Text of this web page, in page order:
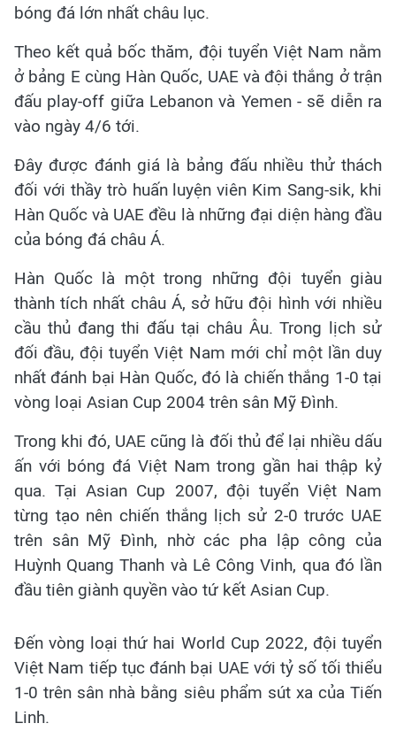
bóng đá lớn nhất châu lục.
Theo kết quả bốc thăm, đội tuyển Việt Nam nằm
ở bảng E cùng Hàn Quốc, UAE và đội thắng ở trận
đấu play-off giữa Lebanon và Yemen - sẽ diễn ra
vào ngày 4/6 tới.
Đây được đánh giá là bảng đấu nhiều thử thách
đối với thầy trò huấn luyện viên Kim Sang-sik, khi
Hàn Quốc và UAE đều là những đại diện hàng đầu
của bóng đá châu Á.
Hàn Quốc là một trong những đội tuyển giàu
thành tích nhất châu Á, sở hữu đội hình với nhiều
cầu thủ đang thi đấu tại châu Âu. Trong lịch sử
đối đầu, đội tuyển Việt Nam mới chỉ một lần duy
nhất đánh bại Hàn Quốc, đó là chiến thắng 1-0 tại
vòng loại Asian Cup 2004 trên sân Mỹ Đình.
Trong khi đó, UAE cũng là đối thủ để lại nhiều dấu
ấn với bóng đá Việt Nam trong gần hai thập kỷ
qua. Tại Asian Cup 2007, đội tuyển Việt Nam
từng tạo nên chiến thắng lịch sử 2-0 trước UAE
trên sân Mỹ Đình, nhờ các pha lập công của
Huỳnh Quang Thanh và Lê Công Vinh, qua đó lần
đầu tiên giành quyền vào tứ kết Asian Cup.
Đến vòng loại thứ hai World Cup 2022, đội tuyển
Việt Nam tiếp tục đánh bại UAE với tỷ số tối thiểu
1-0 trên sân nhà bằng siêu phẩm sút xa của Tiến
Linh.